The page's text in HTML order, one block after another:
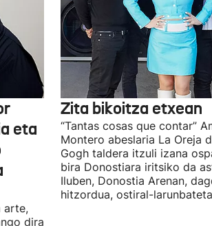
eta
arte,
dira
Zita bikoitza etxean
“Tantas cosas que contar”
Montero abeslaria La Oreja
Gogh taldera itzuli izana
bira Donostiara iritsiko da
Iluben, Donostia Arenan,
hitzordua, ostiral-